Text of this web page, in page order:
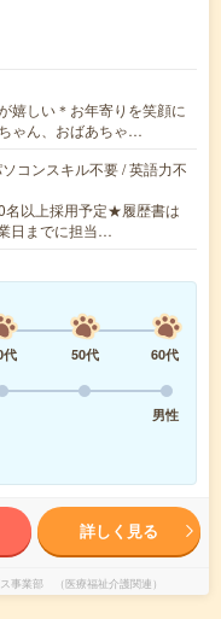
嬉しい＊お年寄りを笑顔に
ゃん、おばあちゃ…
コンスキル不要 / 英語力不
以上採用予定★履歴書は
日までに担当…
代 50代
60代
男性
詳しく見る
事業部 （医療福祉介護関連）